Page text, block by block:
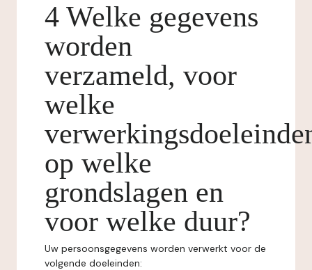
4 Welke gegevens
worden
verzameld, voor
welke
op welke
grondslagen en
voor welke duur?
Uw persoonsgegevens worden verwerkt voor de
volgende doeleinden: